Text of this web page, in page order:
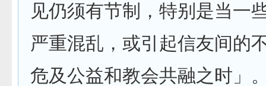
见仍须有节制，特别是当一
严重混乱，或引起信友间的
危及公益和教会共融之时」